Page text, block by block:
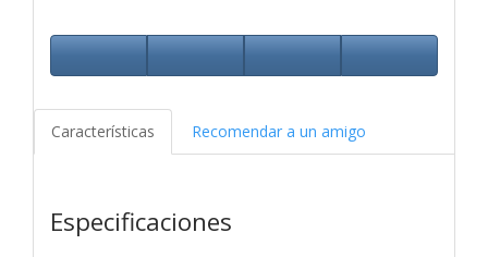
Características Recomendar a un amigo
Especificaciones